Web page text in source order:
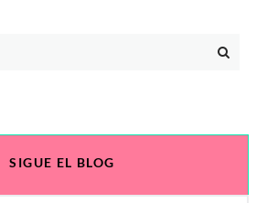
SIGUE EL BLOG